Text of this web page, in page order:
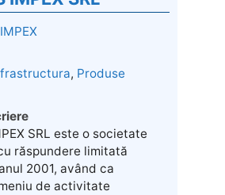
, Produse
SRL este o societate
răspundere limitată
2001, având ca
de activitate